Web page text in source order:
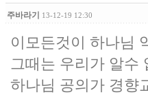
주바라기 13-12-19 12:30
이모든것이 하나님
그때는 우리가 알수
하나님 공의가 경향